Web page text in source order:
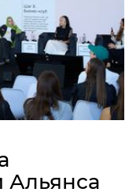
Альянса